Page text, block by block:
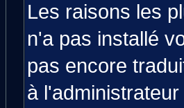
Les raisons les
n'a pas installé
pas encore
à